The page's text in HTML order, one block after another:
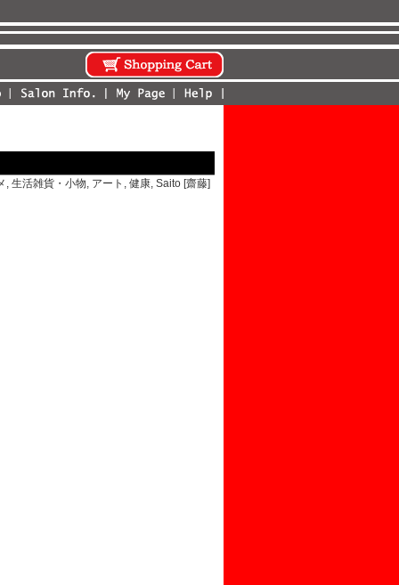
, 生活雑貨・小物, アート , 健康, Saito [齋藤]